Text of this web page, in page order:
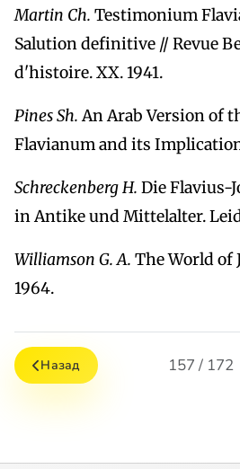
Martin Ch. Testimonium
Salution definitive // Revue
d'histoire. XX. 1941.
Pines Sh.An Arab Version of
Flavianum and its
Schreckenberg H. Die Flavius-
in Antike und Mittelalter.
Williamson G. A. The World of
1964.
Назад 157 / 172